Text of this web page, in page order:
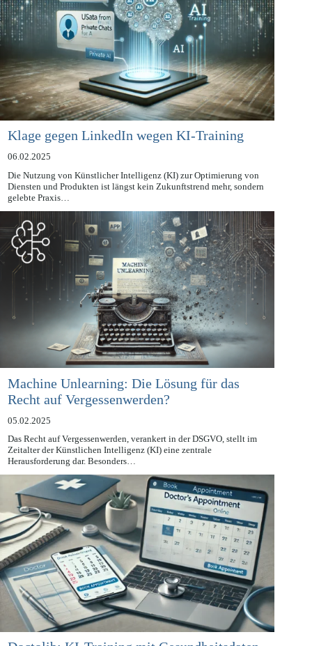
Klage gegen LinkedIn wegen KI-Training
06.02.2025
Die Nutzung von Künstlicher Intelligenz (KI) zur Optimierung von
Diensten und Produkten ist längst kein Zukunftstrend mehr, sondern
gelebte Praxis…
Machine Unlearning: Die Lösung für das
Recht auf Vergessenwerden?
05.02.2025
Das Recht auf Vergessenwerden, verankert in der DSGVO, stellt im
Zeitalter der Künstlichen Intelligenz (KI) eine zentrale
Herausforderung dar. Besonders…